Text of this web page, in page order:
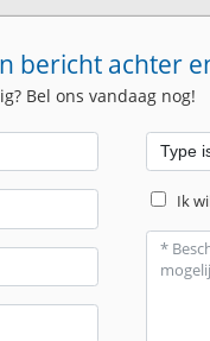
bericht achter
Bel ons vandaag nog!
Ik